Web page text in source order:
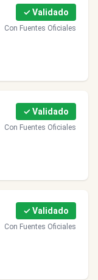
✓ Validado
Con Fuentes Oficiales
✓ Validado
Con Fuentes Oficiales
✓ Validado
Con Fuentes Oficiales